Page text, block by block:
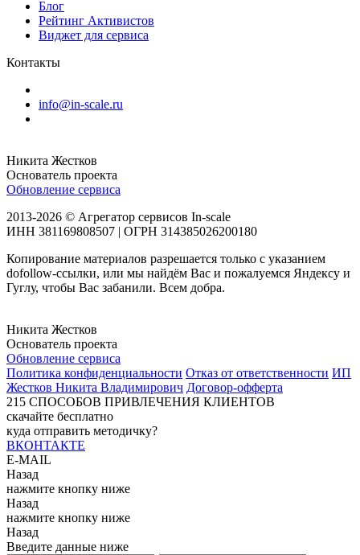
Блог
Рейтинг Активистов
Виджет для сервиса
Контакты
info@in-scale.ru
Никита Жестков
Основатель проекта
Обновление сервиса
2013-2026 © Агрегатор сервисов In-scale
ИНН 381169808507 | ОГРН 314385026200180
Копирование материалов разрешается только с указанием
dofollow-ссылки, или мы найдём Вас и пожалуемся Яндексу и
Гуглу, чтобы Вас забанили. Всем добра.
Никита Жестков
Основатель проекта
Обновление сервиса
Политика конфиденциальности Отказ от ответственности ИП
Жестков Никита Владимирович Договор-офферта
215 СПОСОБОВ ПРИВЛЕЧЕНИЯ КЛИЕНТОВ
скачайте бесплатно
куда отправить методичку?
ВКОНТАКТЕ
E-MAIL
Назад
нажмите кнопку ниже
Назад
нажмите кнопку ниже
Назад
Введите данные ниже